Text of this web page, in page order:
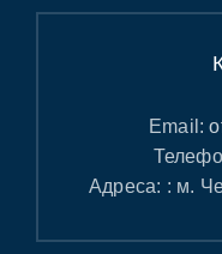
Email:
Адреса: : м.